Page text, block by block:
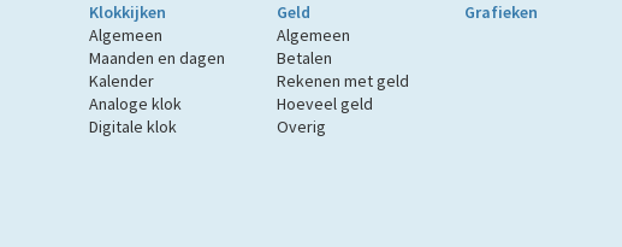
Klokkijken
Algemeen
Maanden en dagen
Kalender
Analoge klok
Digitale klok
Geld
Algemeen
Betalen
Rekenen met geld
Hoeveel geld
Overig
Grafieken